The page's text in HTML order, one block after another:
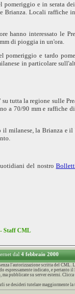
e in serata
Locali raffiche
interessato le
di pioggia in un'ora.
pomeriggio e tardo
in particolare
tutta la regione sulle
a 70/90 mm e raffiche
milanese, la Brianza e il
del nostro
Staff CML
dal4 febbraio 2000
l'autorizzazione scritta del
indicato, e pertanto
pubblicate su server esterni. Clicca
se desideri tutelare maggiormente la